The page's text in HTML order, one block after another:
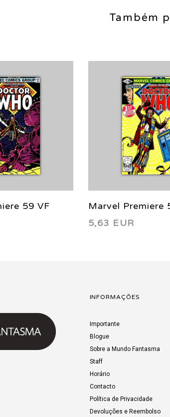
Também
59 VF
Marvel Premiere
(6.0) 1980
5,63 EUR
INFORMAÇÕES
Importante
Blogue
Sobre a Mundo Fantasma
Staff
Horário
Contacto
Política de Privacidade
Devoluções e Reembolso